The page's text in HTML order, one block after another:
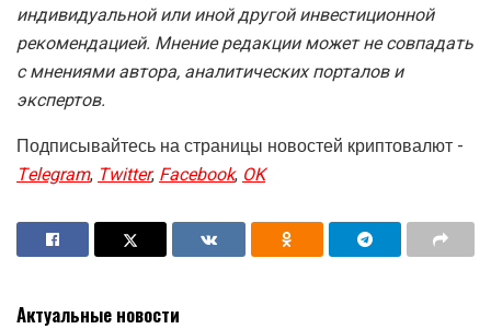
индивидуальной или иной другой инвестиционной
рекомендацией. Мнение редакции может не совпадать
с мнениями автора, аналитических порталов и
экспертов.
Подписывайтесь на страницы новостей криптовалют -
Telegram,Twitter,Facebook,OK
Актуальные новости